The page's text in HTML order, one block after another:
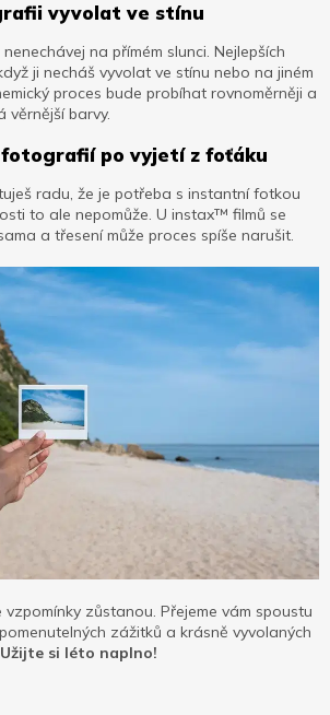
vyvolat ve stínu
na přímém slunci. Nejlepších
ji necháš vyvolat ve stínu nebo na jiném
proces bude probíhat rovnoměrněji a
barvy.
po vyjetí z foťáku
radu, že je potřeba s instantní fotkou
to ale nepomůže. U instax™ filmů se
a třesení může proces spíše narušit.
zůstanou. Přejeme vám spoustu
zážitků a krásně vyvolaných
Užijte si léto naplno!